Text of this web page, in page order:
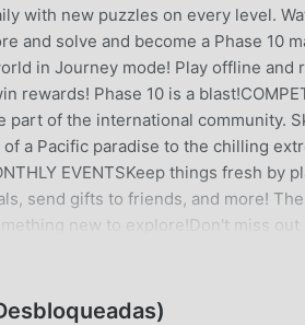
with new puzzles on every level.
and solve and become a Phase 10
in Journey mode! Play offline
rewards! Phase 10 is a
part of the international community.
a Pacific paradise to the chilling
EVENTSKeep things fresh by
send gifts to friends, and more!
new to explore!Don't miss